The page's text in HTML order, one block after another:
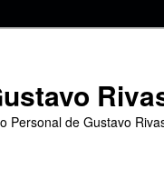
Personal de Gustavo